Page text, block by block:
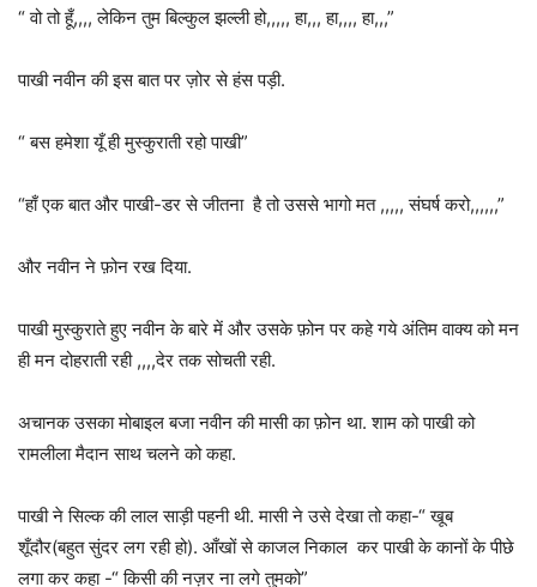
“ वो तो हूँ,,,, लेकिन तुम बिल्कुल झल्ली हो,,,,, हा,,, हा,,,, हा,,,”
पाखी नवीन की इस बात पर ज़ोर से हंस पड़ी.
“ बस हमेशा यूँ ही मुस्कुराती रहो पाखी”
“हाँ एक बात और पाखी-डर से जीतना है तो उससे भागो मत ,,,,, संघर्ष करो,,,,,,”
और नवीन ने फ़ोन रख दिया.
पाखी मुस्कुराते हुए नवीन के बारे में और उसके फ़ोन पर कहे गये अंतिम वाक्य को मन
ही मन दोहराती रही ,,,,देर तक सोचती रही.
अचानक उसका मोबाइल बजा नवीन की मासी का फ़ोन था. शाम को पाखी को
रामलीला मैदान साथ चलने को कहा.
पाखी ने सिल्क की लाल साड़ी पहनी थी. मासी ने उसे देखा तो कहा-“ खूब
शूँदौर(बहुत सुंदर लग रही हो). आँखों से काजल निकाल कर पाखी के कानों के पीछे
लगा कर कहा -“ किसी की नज़र ना लगे तुमको”